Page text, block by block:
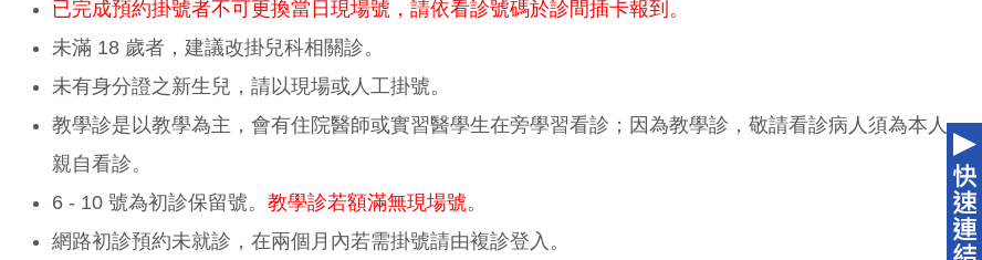
已完成預約掛號者不可更換當日現場號，請依看診號碼於診間插卡報到。
未滿 18 歲者，建議改掛兒科相關診。
未有身分證之新生兒，請以現場或人工掛號。
教學診是以教學為主，會有住院醫師或實習醫學生在旁學習看診；因為教學診，敬請看診病人須為本人
親自看診。
6 - 10 號為初診保留號。 教學診若額滿無現場號。
網路初診預約未就診，在兩個月內若需掛號請由複診登入。